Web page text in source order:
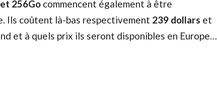
256Gocommencent également à être
Ils coûtent là-bas respectivement 239 dollars et
et à quels prix ils seront disponibles en Europe…